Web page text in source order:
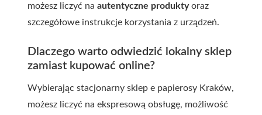
możesz liczyć na autentyczne produktyoraz
szczegółowe instrukcje korzystania z urządzeń.
Dlaczego warto odwiedzić lokalny sklep
zamiast kupować online?
Wybierając stacjonarny sklep e papierosy Kraków,
możesz liczyć na ekspresową obsługę, możliwość